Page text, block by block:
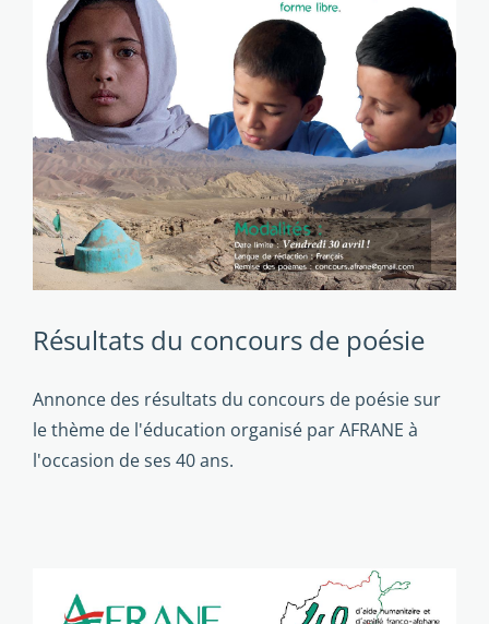
Résultats du concours de poésie
Annonce des résultats du concours de poésie sur
le thème de l'éducation organisé par AFRANE à
l'occasion de ses 40 ans.